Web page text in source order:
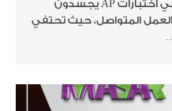
طلاب مدرسة مسار المتفوقون في اختبارات AP يجسدون
المتواصل، حيث تحتفي